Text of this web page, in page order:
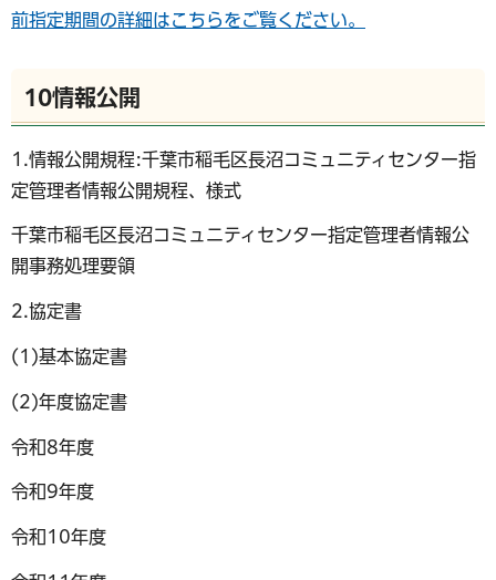
前指定期間の詳細はこちらをご覧ください。
10情報公開
1.情報公開規程:千葉市稲毛区長沼コミュニティセンター指
定管理者情報公開規程、様式
千葉市稲毛区長沼コミュニティセンター指定管理者情報公
開事務処理要領
2.協定書
(1)基本協定書
(2)年度協定書
令和8年度
令和9年度
令和10年度